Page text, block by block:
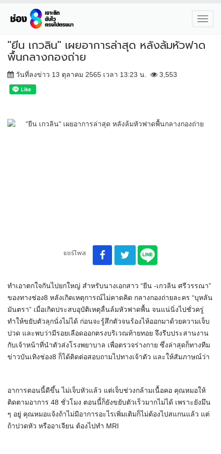
"ยีน เกวลิน" เผยอาการล่าสุด หลังล้มหัวฟาด
พื้นกลางกองถ่าย
วันที่ลงข่าว 13 ตุลาคม 2565 เวลา 13:23 น. 3,553
แชร์โพส
ทำเอาตกใจกันไปยกใหญ่ สำหรับนางเอกสาว “ยีน -เกวลิน ศรีวรรณา”
ของทางช่อง8 หลังเกิดเหตุการณ์ไม่คาดคิด กลางกองถ่ายละคร “บุหลัน
มันตรา” เมื่อเกิดประสบอุบัติเหตุลื่นล้มหัวฟาดพื้น จนแน่นิ่งไปชั่วครู่
ทำให้ขยับตัวลุกนั่งไม่ได้ ก่อนจะรู้สึกตัวจนร้องไห้ออกมาด้วยความเจ็บ
ปวด และพบว่ามีรอยเลือดออกตรงบริเวณท้ายทอย จึงรีบประสานงาน
กับเจ้าหน้าที่นำตัวส่งโรงพยาบาล เพื่อตรวจร่างกาย ซึ่งล่าสุดก็ทางทีม
ข่าวบันเทิงช่อง8 ก็ได้ติดต่อสอบถามไปทางเจ้าตัว และให้สัมภาษณ์ว่า
อาการตอนนี้ดีขึ้น ไม่เจ็บหัวแล้ว แต่เจ็บช่วงกล้ามเนื้อคอ คุณหมอให้
ติดตามอาการ 48 ชั่วโมง ตอนนี้ก็ยังขยับตัวเร็วมากไม่ได้ เพราะยังมึน
ๆ อยู่ คุณหมอแจ้งถ้าไม่มีอาการอะไรเพิ่มเติมก็ไม่ต้องไปสแกนแล้ว แต่
ถ้าปวดหัว หรืออาเจียน ต้องไปทำ MRI